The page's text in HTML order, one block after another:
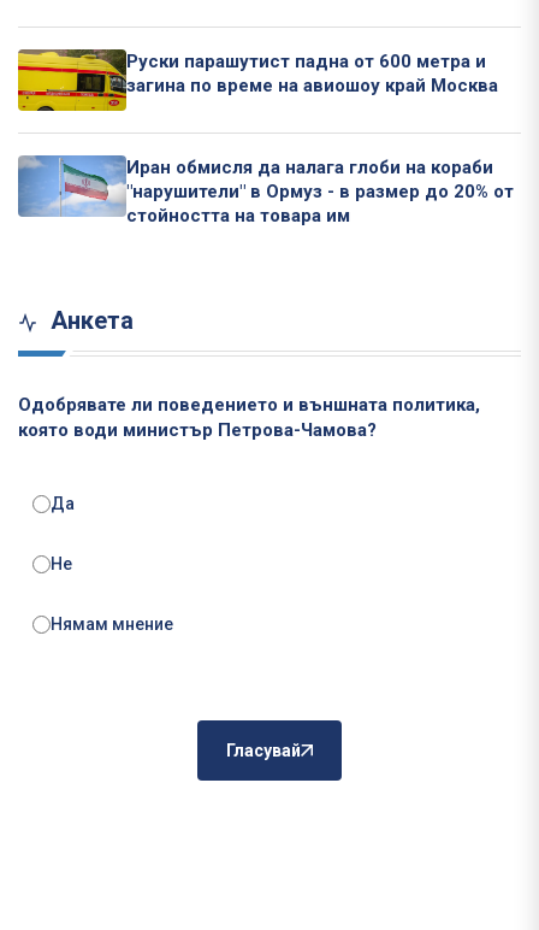
Руски парашутист падна от 600 метра и
загина по време на авиошоу край Москва
Иран обмисля да налага глоби на кораби
"нарушители" в Ормуз - в размер до 20% от
стойността на товара им
Анкета
Одобрявате ли поведението и външната политика,
която води министър Петрова-Чамова?
Да
Не
Нямам мнение
Гласувай